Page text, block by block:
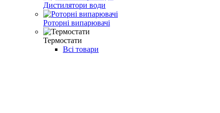
Дистилятори води
Роторні випарювачі
Термостати
Всі товари